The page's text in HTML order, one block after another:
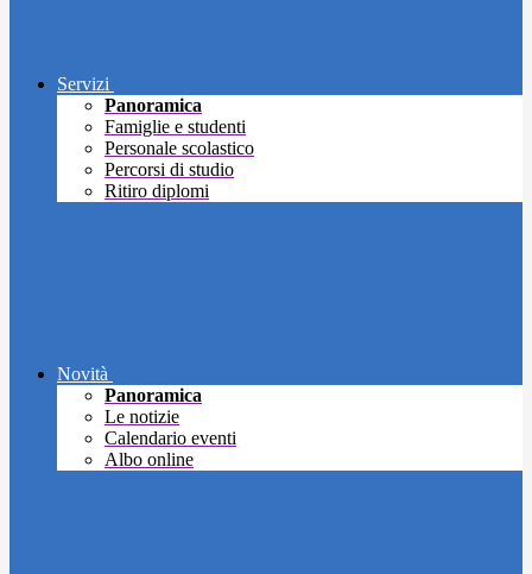
Servizi
Panoramica
Famiglie e studenti
Personale scolastico
Percorsi di studio
Ritiro diplomi
Novità
Panoramica
Le notizie
Calendario eventi
Albo online